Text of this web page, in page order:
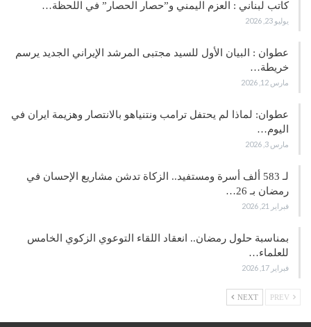
كاتب لبناني : العزم اليمني و”حصار الحصار” في اللحظة…
يوليو 23, 2026
عطوان : البيان الأول للسيد مجتبى المرشد الإيراني الجديد يرسم
خريطة…
مارس 12, 2026
عطوان: لماذا لم يحتفل ترامب ونتنياهو بالانتصار وهزيمة ايران في
اليوم…
مارس 3, 2026
لـ 583 ألف أسرة ومستفيد.. الزكاة تدشن مشاريع الإحسان في
رمضان بـ 26…
فبراير 21, 2026
بمناسبة حلول رمضان.. انعقاد اللقاء التوعوي الزكوي الخامس
للعلماء…
فبراير 17, 2026
NEXT